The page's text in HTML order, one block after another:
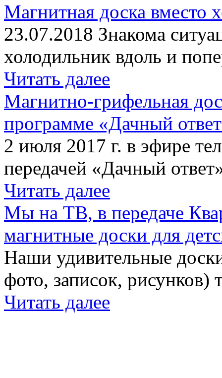
Магнитная доска вместо
23.07.2018 Знакома
холодильник вдоль и
Читать далее
Магнитно-грифельная
программе «Дачный
2 июля 2017 г. в эфире
передачей «Дачный
Читать далее
Мы на ТВ, в передаче
магнитные доски для
Наши удивительные
фото, записок,
Читать далее